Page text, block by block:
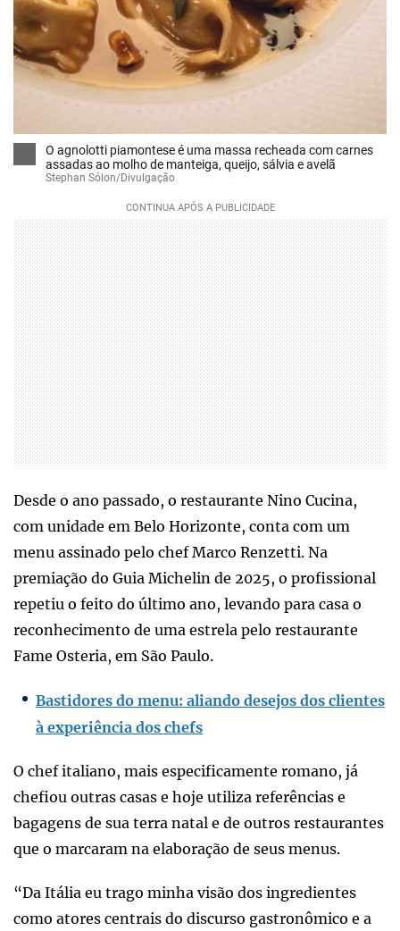
O agnolotti piamontese é uma massa recheada com carnes
assadas ao molho de manteiga, queijo, sálvia e avelã
Stephan Sólon/Divulgação
Desde o ano passado, o restaurante Nino Cucina,
com unidade em Belo Horizonte, conta com um
menu assinado pelo chef Marco Renzetti. Na
premiação do Guia Michelin de 2025, o profissional
repetiu o feito do último ano, levando para casa o
reconhecimento de uma estrela pelo restaurante
Fame Osteria, em São Paulo.
Bastidores do menu: aliando desejos dos clientes
à experiência dos chefs
O chef italiano, mais especificamente romano, já
chefiou outras casas e hoje utiliza referências e
bagagens de sua terra natal e de outros restaurantes
que o marcaram na elaboração de seus menus.
“Da Itália eu trago minha visão dos ingredientes
como atores centrais do discurso gastronômico e a